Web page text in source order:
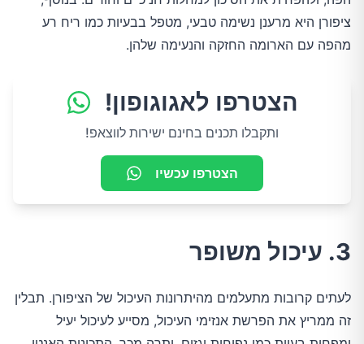
ציפורן היא מרענן נשימה טבעי, מטפל בבעיות כמו ריח רע
מהפה עם הארומה החזקה והנעימה שלהן.
הצטרפו לאגוגופון!
ותקבלו תכנים בחינם ישירות לווצאפ!
הצטרפו עכשיו
3. עיכול משופר
לעתים קרובות מתעלמים מהיתרונות העיכול של הציפורן. תבלין
זה ממריץ את הפרשת אנזימי העיכול, מסייע לעיכול יעיל